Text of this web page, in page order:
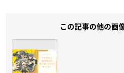
この記事の他の画